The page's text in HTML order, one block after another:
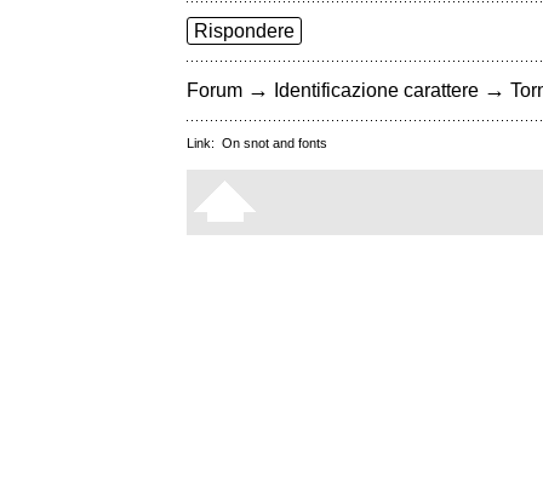
Rispondere
Forum → Identificazione carattere →
Link: On snot and fonts